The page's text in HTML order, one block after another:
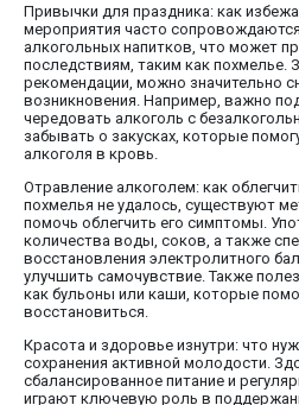
Привычки для праздника: как
мероприятия часто
алкогольных напитков, что может
последствиям, таким как похмелье.
рекомендации, можно значительно
возникновения. Например, важно
чередовать алкоголь с
забывать о закусках, которые
алкоголя в кровь.
Отравление алкоголем: как
похмелья не удалось, существуют
помочь облегчить его симптомы.
количества воды, соков, а также
восстановления электролитного
улучшить самочувствие. Также
как бульоны или каши, которые
восстановиться.
Красота и здоровье изнутри: что
сохранения активной молодости.
сбалансированное питание и
играют ключевую роль в